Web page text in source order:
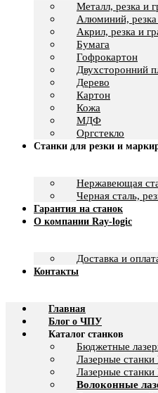
Металл, резка и
Алюминий, резка
Акрил, резка и
Бумага
Гофрокартон
Двухсторонний
Дерево
Картон
Кожа
МДФ
Оргстекло
Станки для резки и
Нержавеющая
Черная сталь,
Гарантия на станок
О компании Ray-logic
Доставка и
Контакты
Главная
Блог о ЧПУ
Каталог станков
Бюджетные
Лазерные
Лазерные
Волоконные